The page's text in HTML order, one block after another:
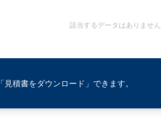
該当するデータはありません
積書をダウンロード」できます。